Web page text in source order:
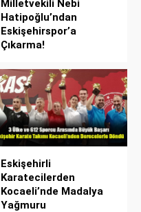
Milletvekili Nebi
Hatipoğlu’ndan
Eskişehirspor’a
Çıkarma!
Eskişehirli
Karatecilerden
Kocaeli’nde Madalya
Yağmuru